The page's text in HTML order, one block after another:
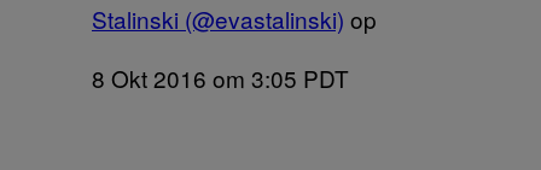
Stalinski (@evastalinski) op
8 Okt 2016 om 3:05 PDT